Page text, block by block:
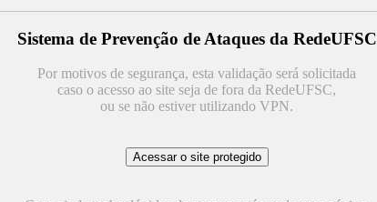
Sistema de Prevenção de Ataques da RedeUFSC
Por motivos de segurança, esta validação será solicitada
caso o acesso ao site seja de fora da RedeUFSC,
ou se não estiver utilizando VPN.